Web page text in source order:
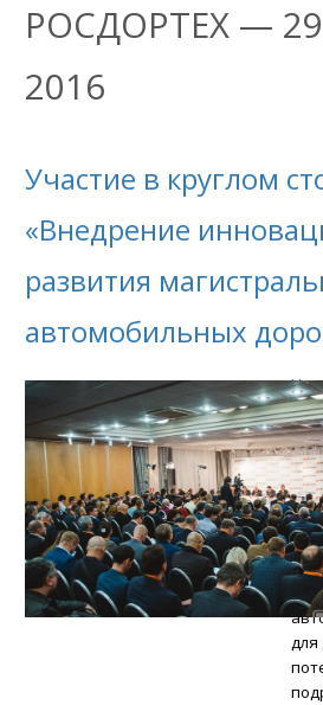
РОСДОРТЕХ —
2016
Участие в круглом
«Внедрение
развития
автомобильных
24
–
для